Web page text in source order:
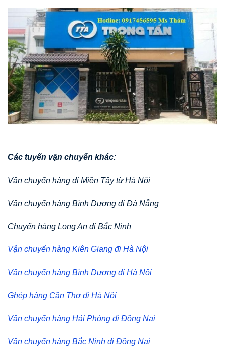
Các tuyến vận chuyển khác:
Vận chuyển hàng đi Miền Tây từ Hà Nội
Vận chuyển hàng Bình Dương đi Đà Nẵng
Chuyển hàng Long An đi Bắc Ninh
Vận chuyển hàng Kiên Giang đi Hà Nội
Vận chuyển hàng Bình Dương đi Hà Nội
Ghép hàng Cần Thơ đi Hà Nội
Vận chuyển hàng Hải Phòng đi Đồng Nai
Vận chuyển hàng Bắc Ninh đi Đồng Nai